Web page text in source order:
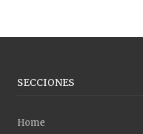
SECCIONES
Home